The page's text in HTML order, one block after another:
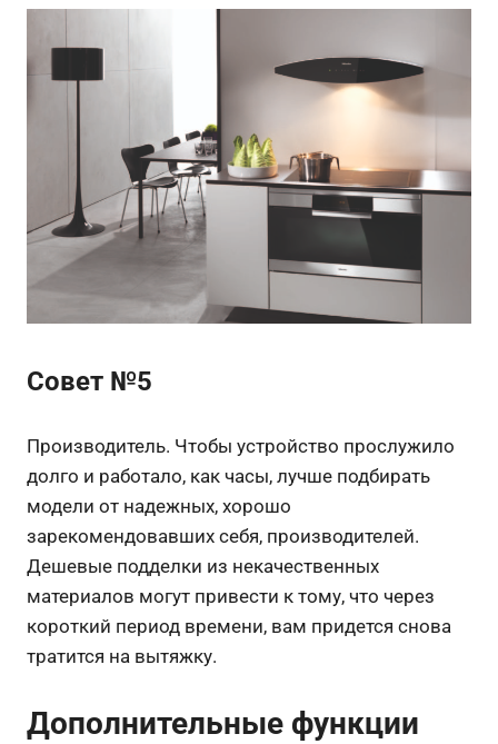
Совет №5
Производитель. Чтобы устройство прослужило
долго и работало, как часы, лучше подбирать
модели от надежных, хорошо
зарекомендовавших себя, производителей.
Дешевые подделки из некачественных
материалов могут привести к тому, что через
короткий период времени, вам придется снова
тратится на вытяжку.
Дополнительные функции